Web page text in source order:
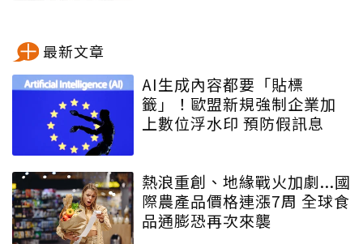
最新文章
AI生成內容都要「貼標
籤」！歐盟新規強制企業加
上數位浮水印 預防假訊息
熱浪重創、地緣戰火加劇...國
際農產品價格連漲7周 全球食
品通膨恐再次來襲